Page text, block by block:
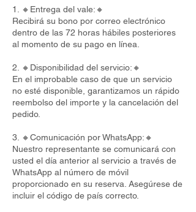
1. 🔸Entrega del vale:🔸
Recibirá su bono por correo electrónico
dentro de las 72 horas hábiles posteriores
al momento de su pago en línea.
2. 🔸Disponibilidad del servicio:🔸
En el improbable caso de que un servicio
no esté disponible, garantizamos un rápido
reembolso del importe y la cancelación del
pedido.
3. 🔸Comunicación por WhatsApp:🔸
Nuestro representante se comunicará con
usted el día anterior al servicio a través de
WhatsApp al número de móvil
proporcionado en su reserva. Asegúrese de
incluir el código de país correcto.